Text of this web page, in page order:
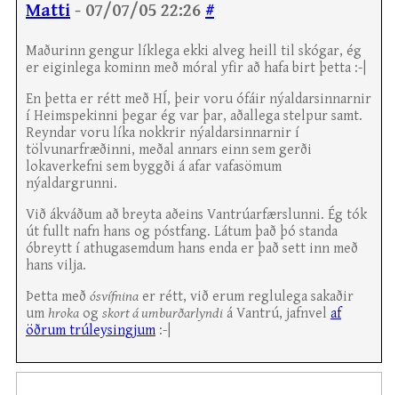
Matti - 07/07/05 22:26 #
Maðurinn gengur líklega ekki alveg heill til skógar, ég
er eiginlega kominn með móral yfir að hafa birt þetta :-|
En þetta er rétt með HÍ, þeir voru ófáir nýaldarsinnarnir
í Heimspekinni þegar ég var þar, aðallega stelpur samt.
Reyndar voru líka nokkrir nýaldarsinnarnir í
tölvunarfræðinni, meðal annars einn sem gerði
lokaverkefni sem byggði á afar vafasömum
nýaldargrunni.
Við ákváðum að breyta aðeins Vantrúarfærslunni. Ég tók
út fullt nafn hans og póstfang. Látum það þó standa
óbreytt í athugasemdum hans enda er það sett inn með
hans vilja.
Þetta með ósvífnina er rétt, við erum reglulega sakaðir
um hroka og skort á umburðarlyndi á Vantrú, jafnvel af
öðrum trúleysingjum :-|